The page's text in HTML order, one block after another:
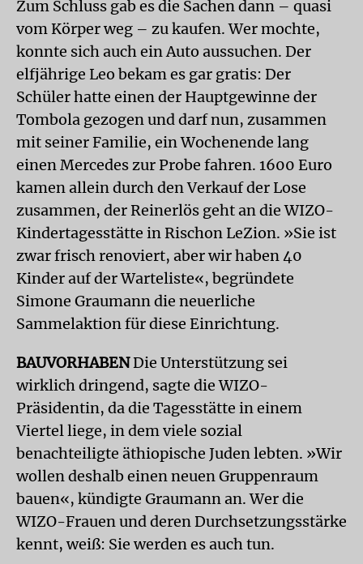
Zum Schluss gab es die Sachen dann – quasi
vom Körper weg – zu kaufen. Wer mochte,
konnte sich auch ein Auto aussuchen. Der
elfjährige Leo bekam es gar gratis: Der
Schüler hatte einen der Hauptgewinne der
Tombola gezogen und darf nun, zusammen
mit seiner Familie, ein Wochenende lang
einen Mercedes zur Probe fahren. 1600 Euro
kamen allein durch den Verkauf der Lose
zusammen, der Reinerlös geht an die WIZO-
Kindertagesstätte in Rischon LeZion. »Sie ist
zwar frisch renoviert, aber wir haben 40
Kinder auf der Warteliste«, begründete
Simone Graumann die neuerliche
Sammelaktion für diese Einrichtung.
BAUVORHABENDie Unterstützung sei
wirklich dringend, sagte die WIZO-
Präsidentin, da die Tagesstätte in einem
Viertel liege, in dem viele sozial
benachteiligte äthiopische Juden lebten. »Wir
wollen deshalb einen neuen Gruppenraum
bauen«, kündigte Graumann an. Wer die
WIZO-Frauen und deren Durchsetzungsstärke
kennt, weiß: Sie werden es auch tun.